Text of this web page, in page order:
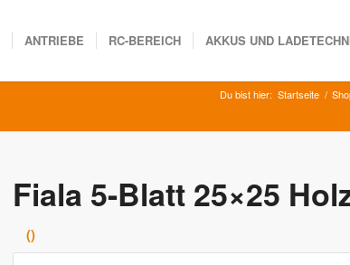
ANTRIEBE RC-BEREICH AKKUS UND
Du bist hier: Startseite /
Fiala 5-Blatt 25×25